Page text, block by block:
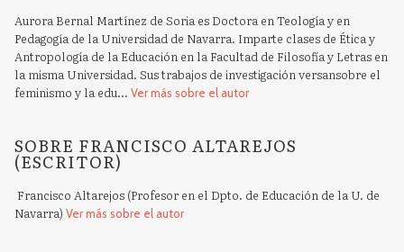
Aurora Bernal Martínez de Soria es Doctora en Teología y en
Pedagogía de la Universidad de Navarra. Imparte clases de Ética y
Antropología de la Educación en la Facultad de Filosofía y Letras en
la misma Universidad. Sus trabajos de investigación versansobre el
feminismo y la edu... Ver más sobre el autor
SOBRE FRANCISCO ALTAREJOS
(ESCRITOR)
Francisco Altarejos (Profesor en el Dpto. de Educación de la U. de
Navarra) Ver más sobre el autor